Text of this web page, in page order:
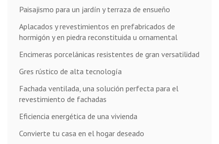
Paisajismo para un jardín y terraza de ensueño
Aplacados y revestimientos en prefabricados de
hormigón y en piedra reconstituida u ornamental
Encimeras porcelánicas resistentes de gran versatilidad
Gres rústico de alta tecnología
Fachada ventilada, una solución perfecta para el
revestimiento de fachadas
Eficiencia energética de una vivienda
Convierte tu casa en el hogar deseado